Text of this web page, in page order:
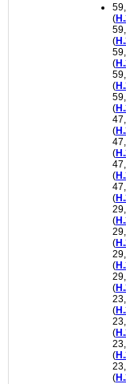
(
(
(
(
(
(
(
(
(
(
(
(
(
(
(
(
(